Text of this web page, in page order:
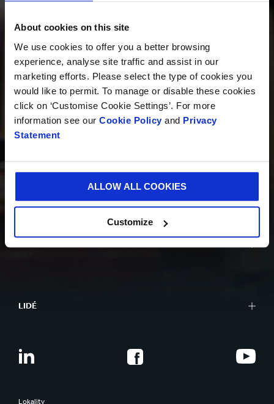
About cookies on this site
We use cookies to offer you a better browsing
experience, analyse site traffic and assist in our
marketing efforts. Please select the type of cookies you
would like to permit. To manage or disable these cookies
click on ‘Customise Cookie Settings’. For more
information see our Cookie Policy and Privacy
Statement
ALLOW ALL COOKIES
Customize
PRODUKTY
INOVACE
LIDÉ
Lokality